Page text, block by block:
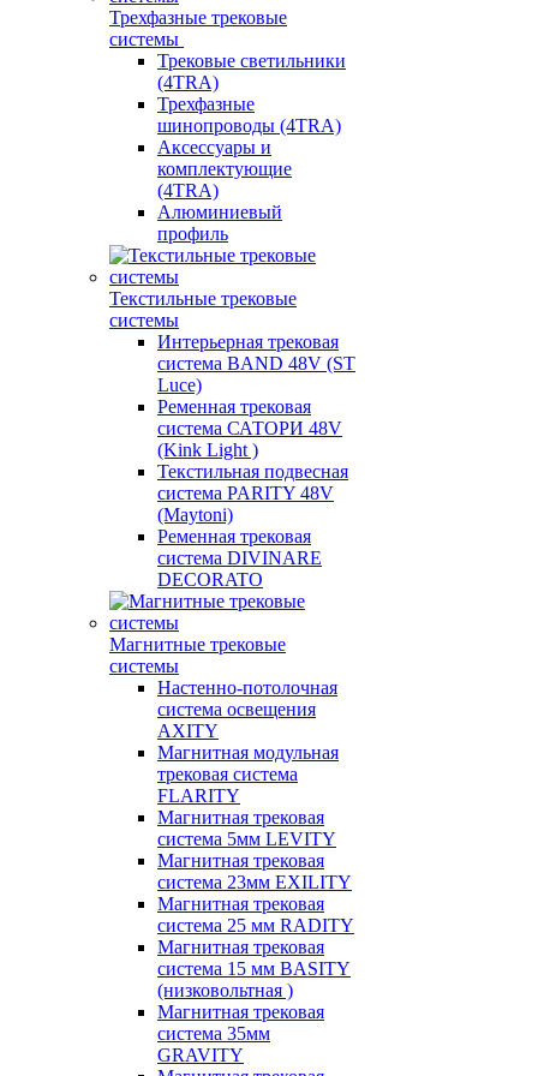
Трехфазные трековые
системы
Трековые светильники
(4TRA)
Трехфазные
шинопроводы (4TRA)
Аксессуары и
комплектующие
(4TRA)
Алюминиевый
профиль
Текстильные трековые
системы
Интерьерная трековая
система BAND 48V (ST
Luce)
Ременная трековая
система САТОРИ 48V
(Kink Light )
Текстильная подвесная
система PARITY 48V
(Maytoni)
Ременная трековая
система DIVINARE
DECORATO
Магнитные трековые
системы
Настенно-потолочная
система освещения
AXITY
Магнитная модульная
трековая система
FLARITY
Магнитная трековая
система 5мм LEVITY
Магнитная трековая
система 23мм EXILITY
Магнитная трековая
система 25 мм RADITY
Магнитная трековая
система 15 мм BASITY
(низковольтная )
Магнитная трековая
система 35мм
GRAVITY